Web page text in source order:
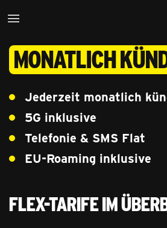
Monatlich
Jederzeit monatlich
5G inklusive
Telefonie & SMS Flat
EU-Roaming inklusive
Flex-Tarife im